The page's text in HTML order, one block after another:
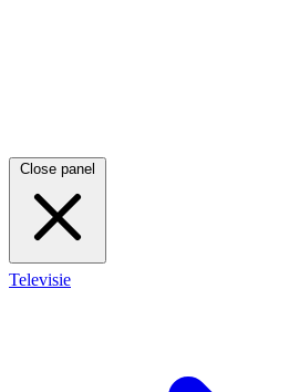
Close panel
Televisie